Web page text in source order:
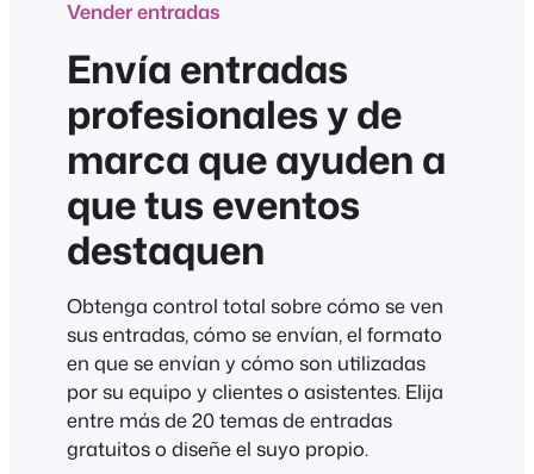
Vender entradas
Envía entradas
profesionales y de
marca que ayuden a
que tus eventos
destaquen
Obtenga control total sobre cómo se ven
sus entradas, cómo se envían, el formato
en que se envían y cómo son utilizadas
por su equipo y clientes o asistentes. Elija
entre más de 20 temas de entradas
gratuitos o diseñe el suyo propio.